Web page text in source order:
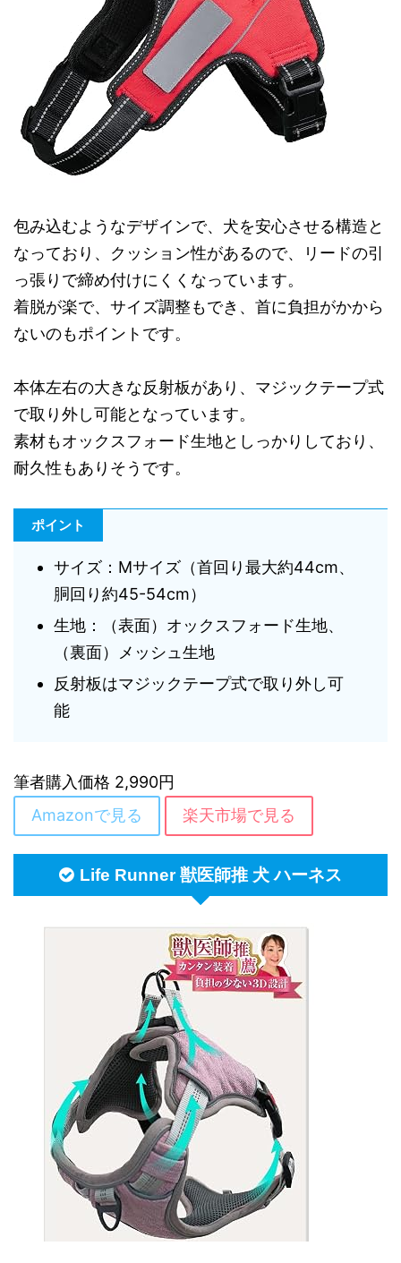
包み込むようなデザインで、犬を安心させる構造と
なっており、クッション性があるので、リードの引
っ張りで締め付けにくくなっています。
着脱が楽で、サイズ調整もでき、首に負担がかから
ないのもポイントです。
本体左右の大きな反射板があり、マジックテープ式
で取り外し可能となっています。
素材もオックスフォード生地としっかりしており、
耐久性もありそうです。
ポイント
サイズ：Mサイズ（首回り最大約44cm、
胴回り約45-54cm）
生地：（表面）オックスフォード生地、
（裏面）メッシュ生地
反射板はマジックテープ式で取り外し可
能
筆者購入価格 2,990円
Amazonで見る
楽天市場で見る
Life Runner 獣医師推 犬 ハーネス